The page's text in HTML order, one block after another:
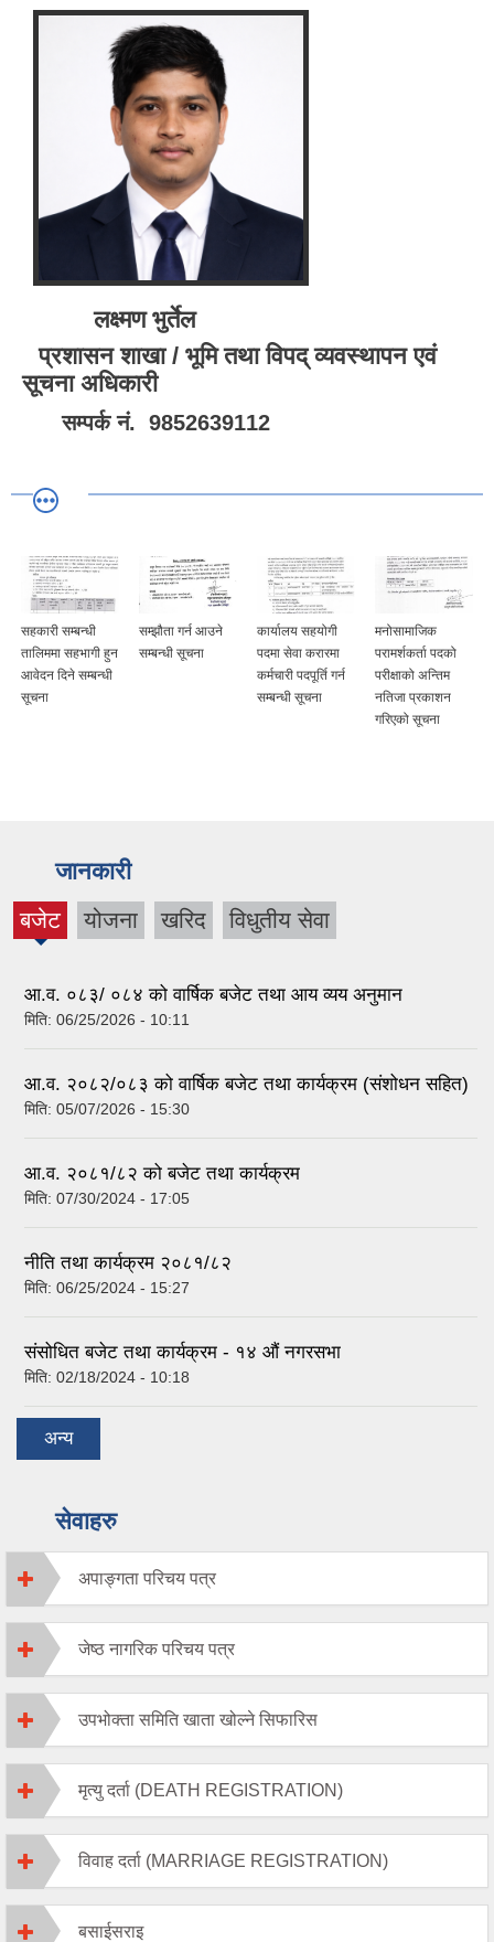
लक्ष्मण भुर्तेल
प्रशासन शाखा / भूमि तथा विपद् व्यवस्थापन एवं
सूचना अधिकारी
सम्पर्क नं. 9852639112
सहकारी सम्बन्धी
तालिममा सहभागी हुन
आवेदन दिने सम्बन्धी
सूचना
सम्झौता गर्न आउने
सम्बन्धी सूचना
कार्यालय सहयोगी
पदमा सेवा करारमा
कर्मचारी पदपूर्ति गर्न
सम्बन्धी सूचना
मनोसामाजिक
परामर्शकर्ता पदको
परीक्षाको अन्तिम
नतिजा प्रकाशन
गरिएको सूचना
जानकारी
बजेट
(active
योजना खरिद विधुतीय सेवा
आ.व. ०८३/ ०८४ को वार्षिक बजेट तथा आय व्यय अनुमान
मिति: 06/25/2026 - 10:11
आ.व. २०८२/०८३ को वार्षिक बजेट तथा कार्यक्रम (संशोधन सहित)
मिति: 05/07/2026 - 15:30
आ.व. २०८१/८२ को बजेट तथा कार्यक्रम
मिति: 07/30/2024 - 17:05
नीति तथा कार्यक्रम २०८१/८२
मिति: 06/25/2024 - 15:27
संसोधित बजेट तथा कार्यक्रम - १४ औं नगरसभा
मिति: 02/18/2024 - 10:18
अन्य
सेवाहरु
अपाङ्गता परिचय पत्र
जेष्ठ नागरिक परिचय पत्र
उपभोक्ता समिति खाता खोल्ने सिफारिस
मृत्यु दर्ता (DEATH REGISTRATION)
विवाह दर्ता (MARRIAGE REGISTRATION)
बसाईसराइ